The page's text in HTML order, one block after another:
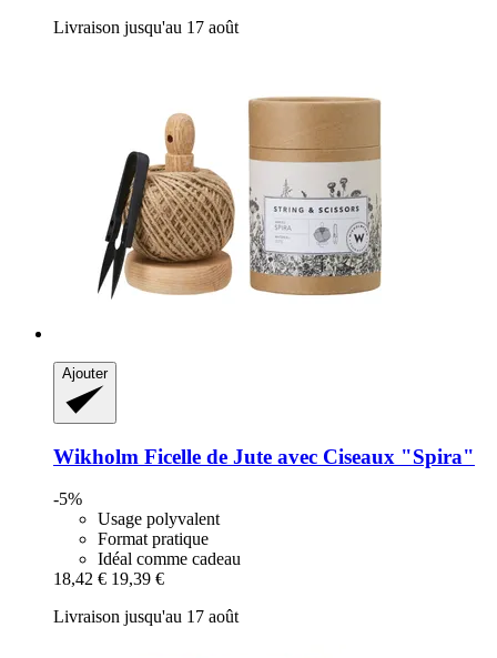
Livraison jusqu'au 17 août
Ajouter
Wikholm Ficelle de Jute avec Ciseaux "Spira"
-5%
Usage polyvalent
Format pratique
Idéal comme cadeau
18,42 € 19,39 €
Livraison jusqu'au 17 août